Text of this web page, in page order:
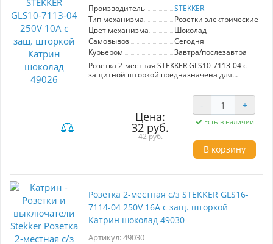
Производитель
STEKKER
Тип механизма
Розетки электрические
Цвет механизма
Шоколад
Самовывоз
Сегодня
Курьером
Завтра/послезавтра
Розетка 2-местная STEKKER GLS10-7113-04 с
защитной шторкой предназначена для
номинальным напряжением 250V и силой
тока до 10А. Элегантный шоколадный цвет в
серии Катрин гармонично впишется в любой
интерьер, обеспечивая безопасность и
надежность использования.
Цена:
32 руб.
42 руб.
- +
Есть в наличии
В корзину
Розетка 2-местная с/з STEKKER GLS16-
7114-04 250V 16А с защ. шторкой
Катрин шоколад 49030
Артикул: 49030